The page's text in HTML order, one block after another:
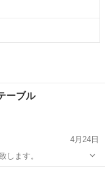
ーブル
4月24日
します。